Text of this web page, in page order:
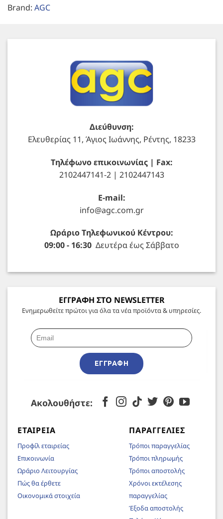
Brand: AGC
Διεύθυνση:
Ελευθερίας 11, Άγιος Ιωάννης, Ρέντης, 18233
Τηλέφωνο επικοινωνίας | Fax:
2102447141-2 | 2102447143
E-mail:
info@agc.com.gr
Ωράριο Τηλεφωνικού Κέντρου:
09:00 - 16:30Δευτέρα έως Σάββατο
ΕΓΓΡΑΦΗ ΣΤΟ NEWSLETTER
Ενημερωθείτε πρώτοι για όλα τα νέα προϊόντα & υπηρεσίες.
ΕΓΓΡΑΦΉ
Ακολουθήστε:
ΕΤΑΙΡΕΊΑ
Προφίλ εταιρείας
Επικοινωνία
Ωράριο Λειτουργίας
Πώς θα έρθετε
Οικονομικά στοιχεία
ΠΑΡΑΓΓΕΛΊΕΣ
Τρόποι παραγγελίας
Τρόποι πληρωμής
Τρόποι αποστολής
Χρόνοι εκτέλεσης
παραγγελίας
Έξοδα αποστολής